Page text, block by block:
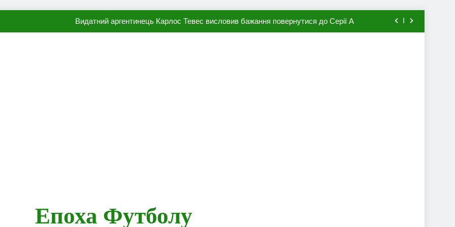
Видатний аргентинець Карлос Тевес висловив бажання повернутися до Серії А
Епоха Футболу